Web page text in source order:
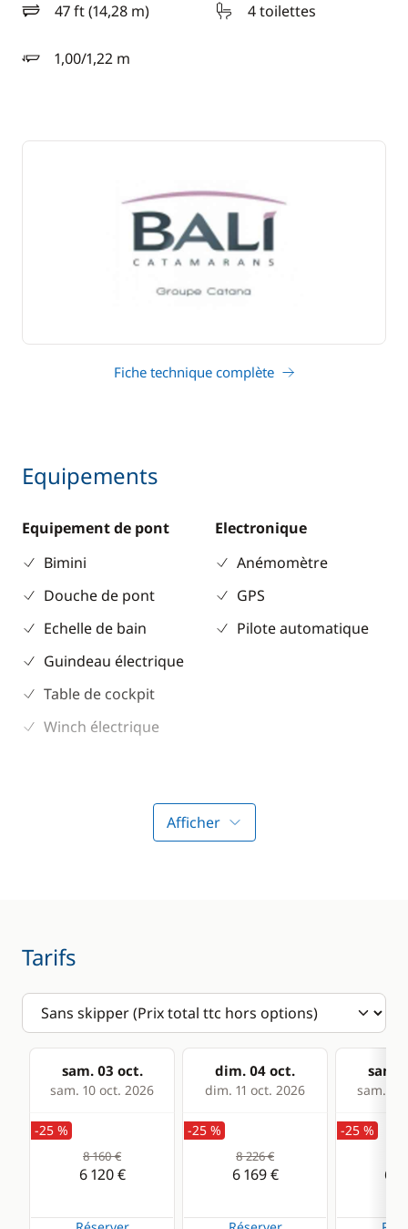
47 ft (14,28 m)
longueur 4 toilettes
1,00/1,22 m
tirant d'eau
Fiche technique complète
Equipements
Equipement de pont
Bimini
Douche de pont
Echelle de bain
Guindeau électrique
Table de cockpit
Winch électrique
Electronique
Anémomètre
GPS
Pilote automatique
Climatisation
Afficher
Tarifs
sam. 03 oct.
sam. 10 oct. 2026
dim. 04 oct.
dim. 11 oct. 2026
sam.
sam. 17
-25 %
8 160 €
6 120 €
-25 %
8 226 €
6 169 €
-25 %
6